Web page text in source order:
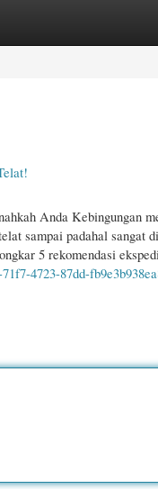
Anda Kebingungan
sampai padahal sangat
5 rekomendasi
4723-87dd-